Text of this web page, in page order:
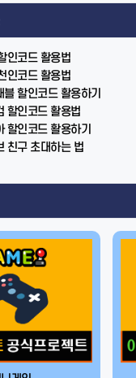
인코드 활용법
인코드 활용법
블 할인코드 활용하기
할인코드 활용법
할인코드 활용하기
친구 초대하는 법